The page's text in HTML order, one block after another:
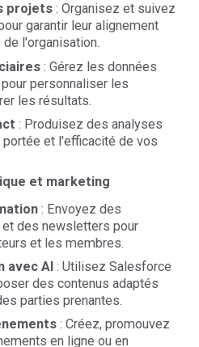
projets : Organisez et suivez
garantir leur alignement
l'organisation.
: Gérez les données
personnaliser les
les résultats.
: Produisez des analyses
et l'efficacité de vos
et marketing
: Envoyez des
des newsletters pour
et les membres.
avec AI : Utilisez Salesforce
des contenus adaptés
parties prenantes.
: Créez, promouvez
en ligne ou en